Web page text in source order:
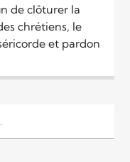
de clôturer la
chrétiens, le
et pardon